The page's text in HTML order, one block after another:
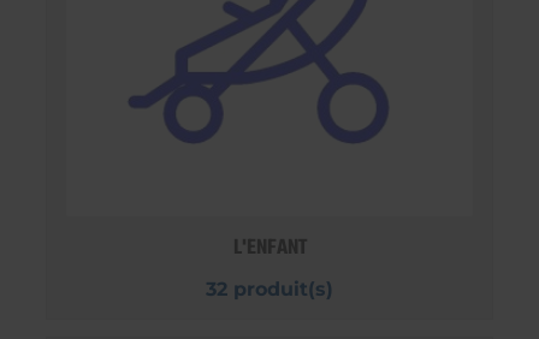
L'ENFANT
32 produit(s)